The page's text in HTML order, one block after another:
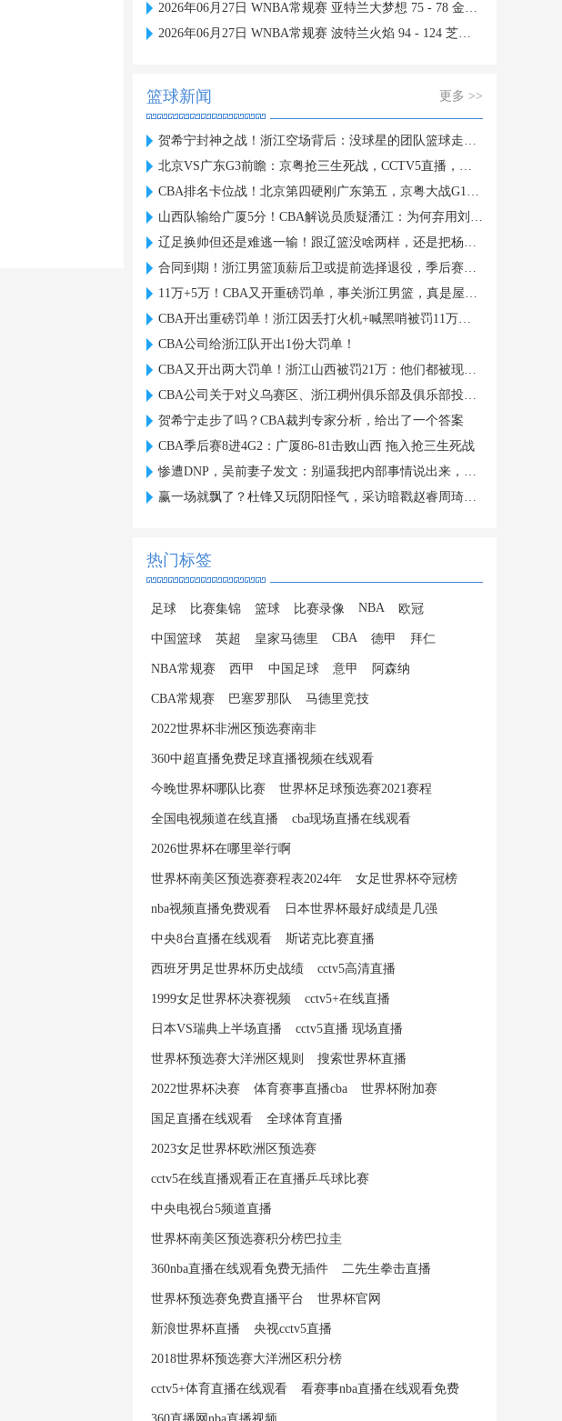
2026年06月27日 WNBA常规赛 亚特兰大梦想 75 - 78 金州女武神 全场集锦
2026年06月27日 WNBA常规赛 波特兰火焰 94 - 124 芝加哥天空 全场集锦
篮球新闻 更多 >>
贺希宁封神之战！浙江空场背后：没球星的团队篮球走不动？
北京VS广东G3前瞻：京粤抢三生死战，CCTV5直播，胜者PK上海
CBA排名卡位战！北京第四硬刚广东第五，京粤大战G1定生死
山西队输给广厦5分！CBA解说员质疑潘江：为何弃用刘传兴？
辽足换帅但还是难逃一输！跟辽篮没啥两样，还是把杨鸣请回来吧？
合同到期！浙江男篮顶薪后卫或提前选择退役，季后赛场均仅2分3板
11万+5万！CBA又开重磅罚单，事关浙江男篮，真是屋漏偏逢连夜雨
CBA开出重磅罚单！浙江因丢打火机+喊黑哨被罚11万，老板还被禁赛
CBA公司给浙江队开出1份大罚单！
CBA又开出两大罚单！浙江山西被罚21万：他们都被现场球迷坑惨了
CBA公司关于对义乌赛区、浙江稠州俱乐部及俱乐部投资人金子军处罚的函
贺希宁走步了吗？CBA裁判专家分析，给出了一个答案
CBA季后赛8进4G2：广厦86-81击败山西 拖入抢三生死战
惨遭DNP，吴前妻子发文：别逼我把内部事情说出来，希望能被尊重
赢一场就飘了？杜锋又玩阴阳怪气，采访暗戳赵睿周琦或内涵许利民
热门标签
足球 比赛集锦 篮球 比赛录像 NBA 欧冠
中国篮球 英超 皇家马德里 CBA 德甲 拜仁
NBA常规赛 西甲 中国足球 意甲 阿森纳
CBA常规赛 巴塞罗那队 马德里竞技
2022世界杯非洲区预选赛南非
360中超直播免费足球直播视频在线观看
今晚世界杯哪队比赛 世界杯足球预选赛2021赛程
全国电视频道在线直播 cba现场直播在线观看
2026世界杯在哪里举行啊
世界杯南美区预选赛赛程表2024年 女足世界杯夺冠榜
nba视频直播免费观看 日本世界杯最好成绩是几强
中央8台直播在线观看 斯诺克比赛直播
西班牙男足世界杯历史战绩 cctv5高清直播
1999女足世界杯决赛视频 cctv5+在线直播
日本VS瑞典上半场直播 cctv5直播 现场直播
世界杯预选赛大洋洲区规则 搜索世界杯直播
2022世界杯决赛 体育赛事直播cba 世界杯附加赛
国足直播在线观看 全球体育直播
2023女足世界杯欧洲区预选赛
cctv5在线直播观看正在直播乒乓球比赛
中央电视台5频道直播
世界杯南美区预选赛积分榜巴拉圭
360nba直播在线观看免费无插件 二先生拳击直播
世界杯预选赛免费直播平台 世界杯官网
新浪世界杯直播 央视cctv5直播
2018世界杯预选赛大洋洲区积分榜
cctv5+体育直播在线观看 看赛事nba直播在线观看免费